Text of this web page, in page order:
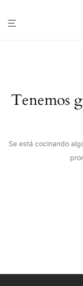
Tenemos
Se está cocinando